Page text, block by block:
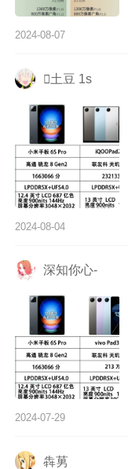
2024-08-07
土豆 1s
2024-08-04
深知你心-
2024-07-29
犇莮